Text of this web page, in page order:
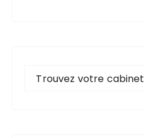
Trouvez votre cabinet